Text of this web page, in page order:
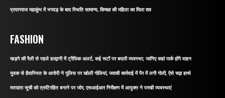
प्रयागराज महाकुंभ में भगदड़ के बाद स्थिति सामान्य, किच्छा की महिला का मिला शव
FASHION
खड़गे की रैली से पहले हल्द्वानी में ट्रैफिक अलर्ट, कई रूटों पर बदली व्यवस्था; जानिए कहां पार्क होंगे वाहन
युवक से हैवानियत के आरोपी ने पुलिस पर खोली गोलियां, जवाबी कार्रवाई में पैर में लगी गोली, ऐसे चढ़ा हत्थे
मतदाता सूची को त्रुटिरहित बनाने पर जोर, एसआईआर निरीक्षण में आयुक्त ने परखी व्यवस्थाएं